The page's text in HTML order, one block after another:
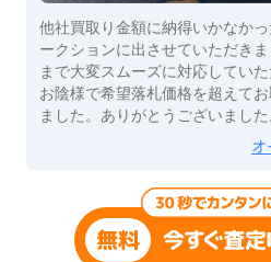
他社買取り金額に納得いかなか
ークションに出させていただき
まで大変スムーズに対応していた
お陰様で希望落札価格を超えて
ました。ありがとうございました